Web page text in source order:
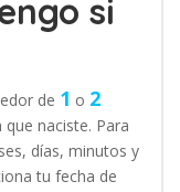
si
de 1 o 2
naciste. Para
días, minutos y
tu fecha de